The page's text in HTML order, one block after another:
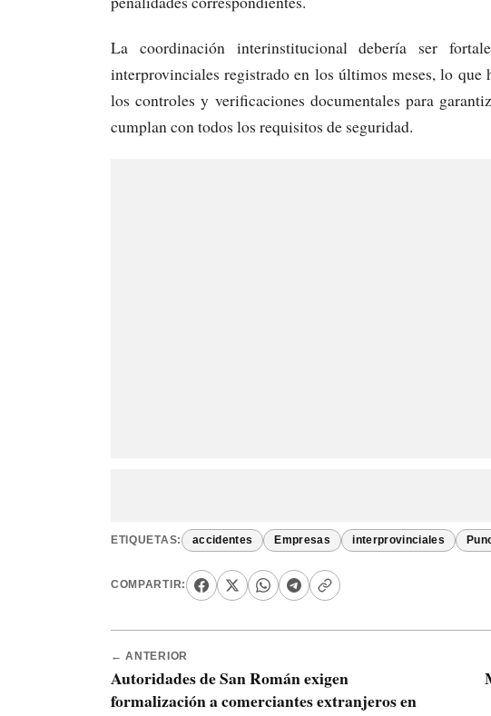
La coordinación interinstitucional debería ser
interprovinciales registrado en los últimos meses, lo
los controles y verificaciones documentales para
cumplan con todos los requisitos de seguridad.
ETIQUETAS: accidentes Empresas interprovinciales
COMPARTIR:
← ANTERIOR
Autoridades de San Román exigen
formalización a comerciantes extranjeros en